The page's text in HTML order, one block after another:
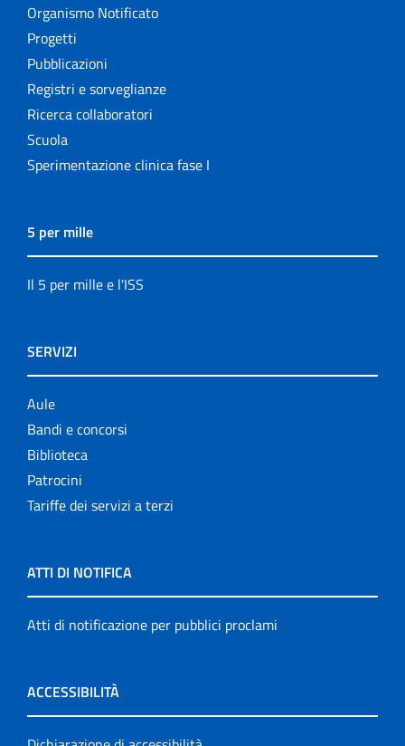
Organismo Notificato
Progetti
Pubblicazioni
Registri e sorveglianze
Ricerca collaboratori
Scuola
Sperimentazione clinica fase I
5 per mille
Il 5 per mille e l'ISS
SERVIZI
Aule
Bandi e concorsi
Biblioteca
Patrocini
Tariffe dei servizi a terzi
ATTI DI NOTIFICA
Atti di notificazione per pubblici proclami
ACCESSIBILITÀ